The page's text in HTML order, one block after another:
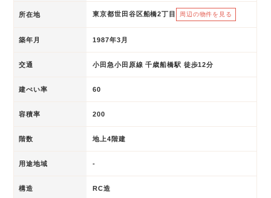
所在地 東京都世田谷区船橋2丁目 周辺の物件を見る
築年月 1987年3月
交通 小田急小田原線 千歳船橋駅 徒歩12分
建ぺい率 60
容積率 200
階数 地上4階建
用途地域 -
構造 RC造